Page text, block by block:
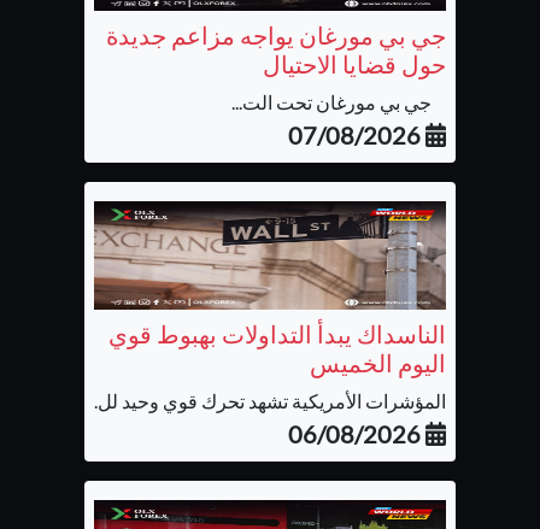
جي بي مورغان يواجه مزاعم جديدة
حول قضايا الاحتيال
جي بي مورغان تحت الت...
07/08/2026
الناسداك يبدأ التداولات بهبوط قوي
اليوم الخميس
المؤشرات الأمريكية تشهد تحرك قوي وحيد لل...
06/08/2026